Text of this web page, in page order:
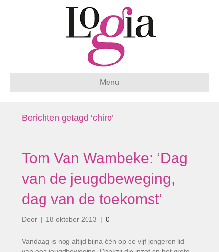
Menu
Berichten getagd ‘chiro’
Tom Van Wambeke: ‘Dag
van de jeugdbeweging,
dag van de toekomst’
Door | 18 oktober 2013 | 0
Vandaag is nog altijd bijna één op de vijf jongeren lid